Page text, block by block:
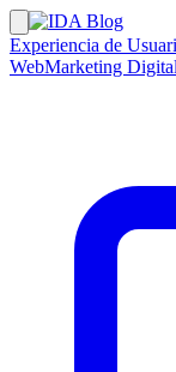
Experiencia de
WebMarketing Digital